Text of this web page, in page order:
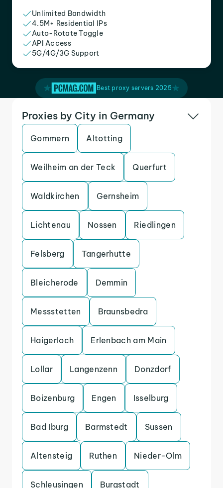
Unlimited Bandwidth
4.5M+ Residential IPs
Auto-Rotate Toggle
API Access
5G/4G/3G Support
Best proxy servers 2025
Proxies by City in Germany
Gommern Altotting
Weilheim an der Teck Querfurt
Waldkirchen Gernsheim
Lichtenau Nossen Riedlingen
Felsberg Tangerhutte
Bleicherode Demmin
Messstetten Braunsbedra
Haigerloch Erlenbach am Main
Lollar Langenzenn Donzdorf
Boizenburg Engen Isselburg
Bad Iburg Barmstedt Sussen
Altensteig Ruthen Nieder-Olm
Schleusingen Burgstadt